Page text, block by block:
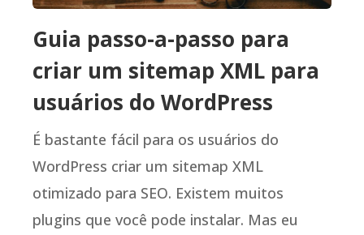
Guia passo-a-passo para
criar um sitemap XML para
usuários do WordPress
É bastante fácil para os usuários do
WordPress criar um sitemap XML
otimizado para SEO. Existem muitos
plugins que você pode instalar. Mas eu